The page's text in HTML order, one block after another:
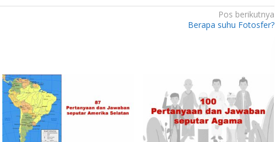
Pos berikutnya
Berapa suhu Fotosfer?